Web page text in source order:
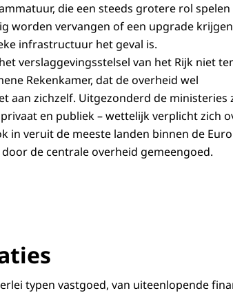
die een steeds grotere rol
worden vervangen of een upgrade
infrastructuur het geval is.
verslaggevingsstelsel van het Rijk niet
Rekenkamer, dat de overheid wel
aan zichzelf. Uitgezonderd de ministeries
en publiek – wettelijk verplicht zich
in veruit de meeste landen binnen de
de centrale overheid gemeengoed.
typen vastgoed, van uiteenlopende